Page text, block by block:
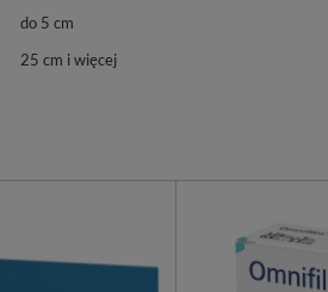
do 5 cm
25 cm i więcej